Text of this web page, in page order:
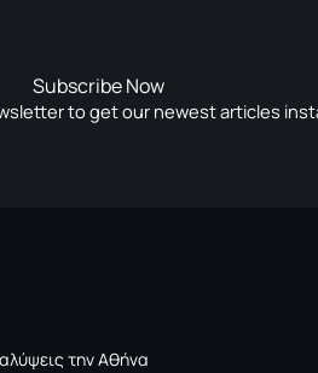
Subscribe Now
to get our newest articles
την Αθήνα